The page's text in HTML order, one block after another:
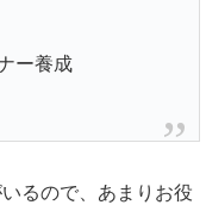
ー養成
るので、あまりお役